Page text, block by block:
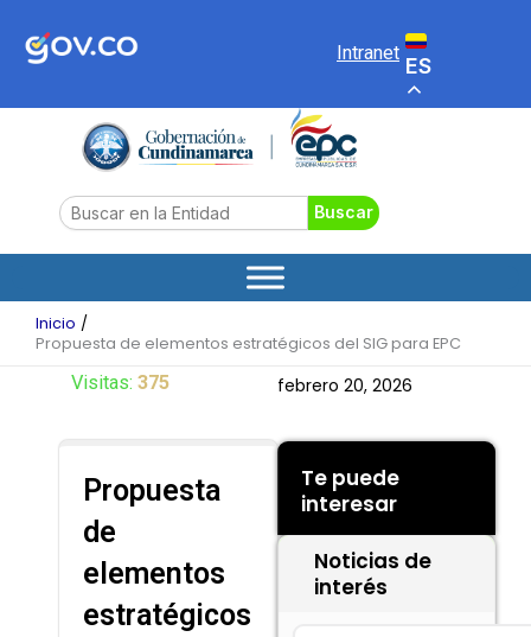
Intranet
ES
Search Buscar
Inicio
Propuesta de elementos estratégicos del SIG para EPC
febrero 20, 2026
Te puede
interesar
Noticias de
interés
Visitas: 375
Propuesta
de
elementos
estratégicos